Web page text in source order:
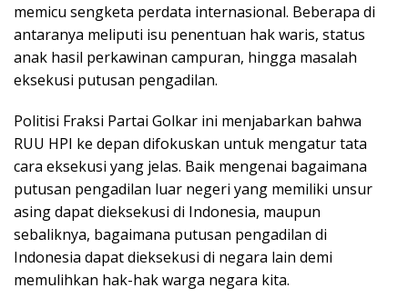
memicu sengketa perdata internasional. Beberapa di
antaranya meliputi isu penentuan hak waris, status
anak hasil perkawinan campuran, hingga masalah
eksekusi putusan pengadilan.
Politisi Fraksi Partai Golkar ini menjabarkan bahwa
RUU HPI ke depan difokuskan untuk mengatur tata
cara eksekusi yang jelas. Baik mengenai bagaimana
putusan pengadilan luar negeri yang memiliki unsur
asing dapat dieksekusi di Indonesia, maupun
sebaliknya, bagaimana putusan pengadilan di
Indonesia dapat dieksekusi di negara lain demi
memulihkan hak-hak warga negara kita.